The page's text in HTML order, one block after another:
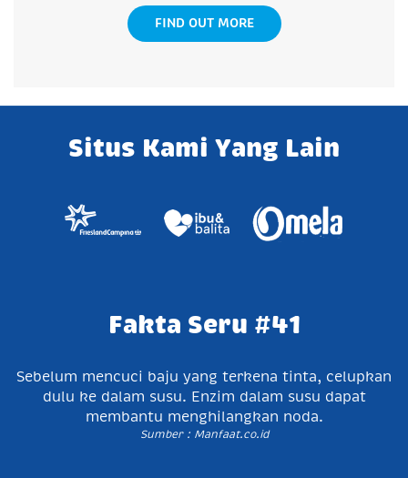
FIND OUT MORE
Situs Kami Yang Lain
Fakta Seru #41
Sebelum mencuci baju yang terkena tinta, celupkan
dulu ke dalam susu. Enzim dalam susu dapat
membantu menghilangkan noda.
Sumber : Manfaat.co.id